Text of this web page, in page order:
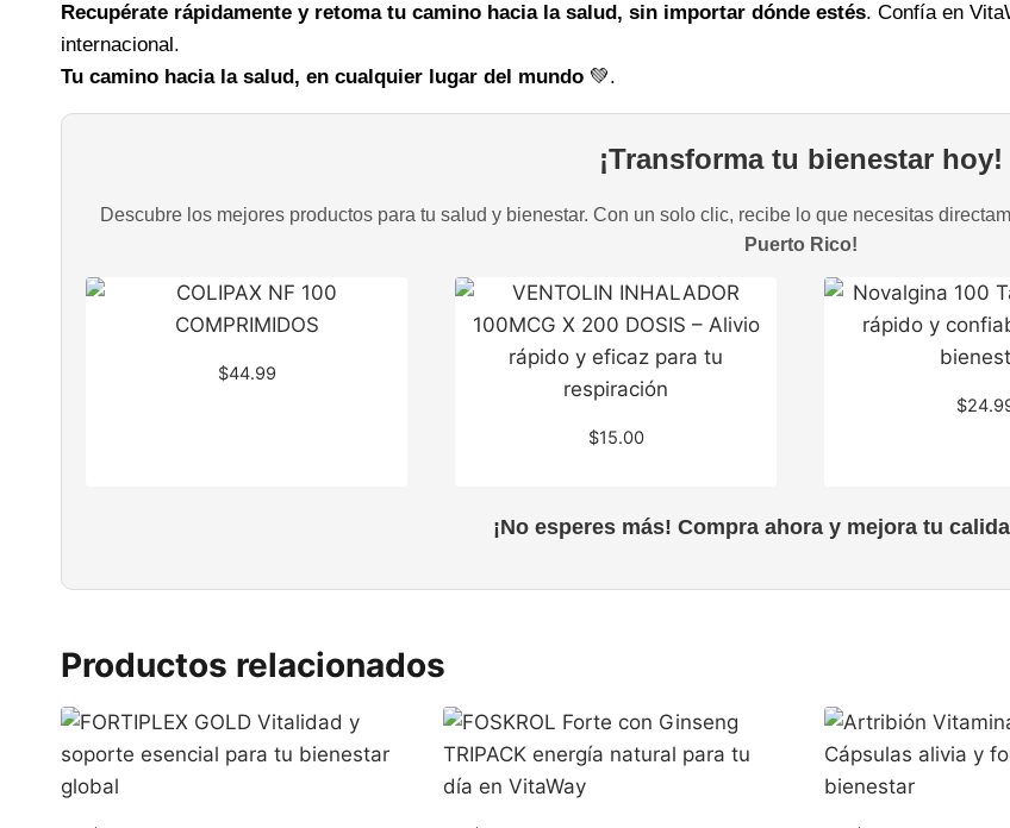
Recupérate rápidamente y retoma tu camino hacia la salud, sin importar dónde estés. Confía en
internacional.
Tu camino hacia la salud, en cualquier lugar del mundo 💚.
¡Transforma tu bienestar hoy!
Descubre los mejores productos para tu salud y bienestar. Con un solo clic, recibe lo que necesitas
Puerto Rico!
$44.99
$15.00
$
¡No esperes más! Compra ahora y mejora tu
Productos relacionados